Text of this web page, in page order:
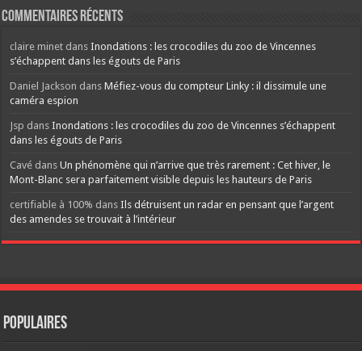
Commentaires récents
claire minet dansInondations : les crocodiles du zoo de Vincennes
s’échappent dans les égouts de Paris
Daniel Jackson dansMéfiez-vous du compteur Linky : il dissimule une
caméra espion
Jsp dansInondations : les crocodiles du zoo de Vincennes s’échappent
dans les égouts de Paris
Cavé dansUn phénomène qui n’arrive que très rarement : Cet hiver, le
Mont-Blanc sera parfaitement visible depuis les hauteurs de Paris
certifiable à 100% dansIls détruisent un radar en pensant que l’argent
des amendes se trouvait à l’intérieur
Populaires